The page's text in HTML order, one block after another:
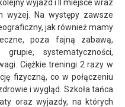
wyjazd i II miejsce wraz
wyżej. Na występy zawsze
jak również mamy
poza fajną zabawą,
systematyczności,
Ciężkie treningi 2 razy w
fizyczną, co w połączeniu
i wygląd. Szkoła tańca
oraz wyjazdy, na których